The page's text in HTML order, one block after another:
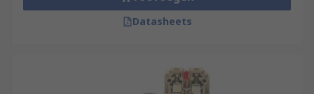
Datasheets